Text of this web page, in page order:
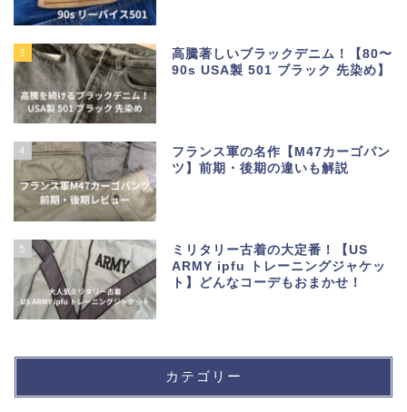
3
高騰著しいブラックデニム！【80〜
90s USA製 501 ブラック 先染め】
4
フランス軍の名作【M47カーゴパン
ツ】前期・後期の違いも解説
5
ミリタリー古着の大定番！【US
ARMY ipfu トレーニングジャケッ
ト】どんなコーデもおまかせ！
カテゴリー